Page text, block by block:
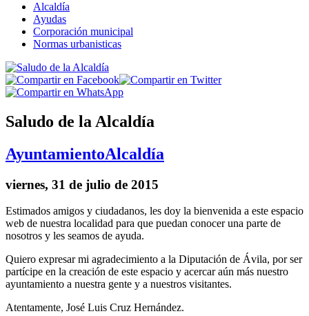
Alcaldía
Ayudas
Corporación municipal
Normas urbanisticas
Saludo de la Alcaldía
AyuntamientoAlcaldía
viernes, 31 de julio de 2015
Estimados amigos y ciudadanos, les doy la bienvenida a este espacio
web de nuestra localidad para que puedan conocer una parte de
nosotros y les seamos de ayuda.
Quiero expresar mi agradecimiento a la Diputación de Ávila, por ser
partícipe en la creación de este espacio y acercar aún más nuestro
ayuntamiento a nuestra gente y a nuestros visitantes.
Atentamente, José Luis Cruz Hernández.